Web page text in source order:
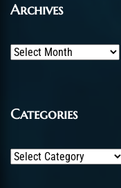
Archives
Archives
Categories
Categories